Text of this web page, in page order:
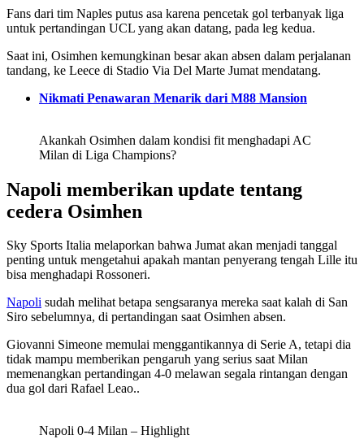
Fans dari tim Naples putus asa karena pencetak gol terbanyak liga
untuk pertandingan UCL yang akan datang, pada leg kedua.
Saat ini, Osimhen kemungkinan besar akan absen dalam perjalanan
tandang, ke Leece di Stadio Via Del Marte Jumat mendatang.
Nikmati Penawaran Menarik dari M88 Mansion
Akankah Osimhen dalam kondisi fit menghadapi AC
Milan di Liga Champions?
Napoli memberikan update tentang
cedera Osimhen
Sky Sports Italia melaporkan bahwa Jumat akan menjadi tanggal
penting untuk mengetahui apakah mantan penyerang tengah Lille itu
bisa menghadapi Rossoneri.
Napoli sudah melihat betapa sengsaranya mereka saat kalah di San
Siro sebelumnya, di pertandingan saat Osimhen absen.
Giovanni Simeone memulai menggantikannya di Serie A, tetapi dia
tidak mampu memberikan pengaruh yang serius saat Milan
memenangkan pertandingan 4-0 melawan segala rintangan dengan
dua gol dari Rafael Leao..
Napoli 0-4 Milan – Highlight